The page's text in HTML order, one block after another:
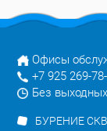
Офисы
+7 925 269-78-
Без
БУРЕНИЕ